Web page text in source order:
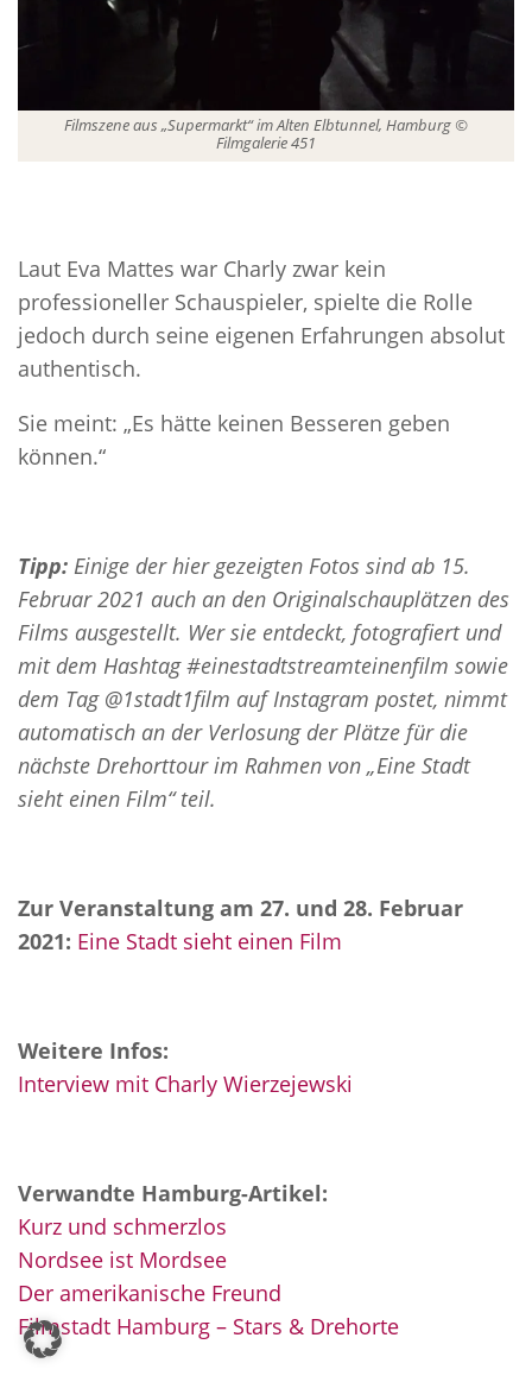
Filmszene aus „Supermarkt“ im Alten Elbtunnel, Hamburg ©
Filmgalerie 451
Laut Eva Mattes war Charly zwar kein
professioneller Schauspieler, spielte die Rolle
jedoch durch seine eigenen Erfahrungen absolut
authentisch.
Sie meint: „Es hätte keinen Besseren geben
können.“
Tipp: Einige der hier gezeigten Fotos sind ab 15.
Februar 2021 auch an den Originalschauplätzen des
Films ausgestellt. Wer sie entdeckt, fotografiert und
mit dem Hashtag #einestadtstreamteinenfilm sowie
dem Tag @1stadt1film auf Instagram postet, nimmt
automatisch an der Verlosung der Plätze für die
nächste Drehorttour im Rahmen von „Eine Stadt
sieht einen Film“ teil.
Zur Veranstaltung am 27. und 28. Februar
2021: Eine Stadt sieht einen Film
Weitere Infos:
Interview mit Charly Wierzejewski
Verwandte Hamburg-Artikel:
Kurz und schmerzlos
Nordsee ist Mordsee
Der amerikanische Freund
Filmstadt Hamburg – Stars & Drehorte